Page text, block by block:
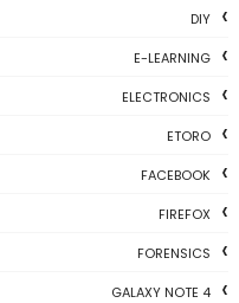
DIY
E-LEARNING
ELECTRONICS
ETORO
FACEBOOK
FIREFOX
FORENSICS
GALAXY NOTE 4